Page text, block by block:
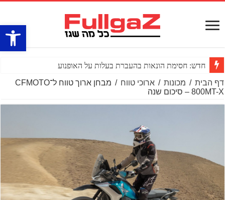
פתח
חדש: חסימת הונאות בהעברת בעלות על האופנוע
דף הבית / מכונות / ארוכי טווח /
מבחן ארוך טווח ל־CFMOTO
800MT-X – סיכום שנה